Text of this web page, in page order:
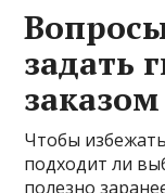
задать
заказом
Чтобы
подходит ли
полезно